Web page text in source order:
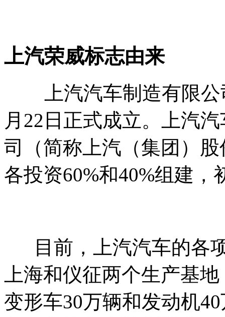
上汽荣威标志由来
上汽汽车制造有限公
月22日正式成立。上汽
司（简称上汽（集团）
各投资60%和40%组建，
目前，上汽汽车的各
上海和仪征两个生产基
变形车30万辆和发动机